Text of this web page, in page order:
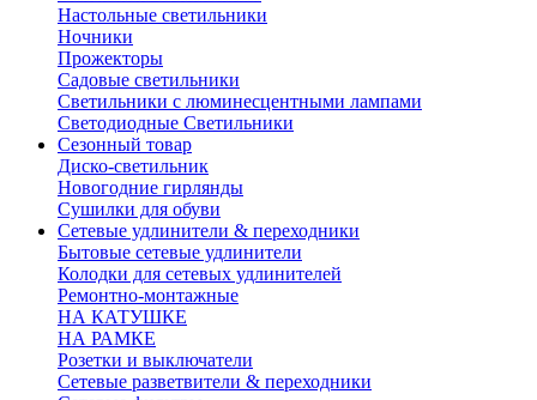
Настольные светильники
Ночники
Прожекторы
Садовые светильники
Светильники с люминесцентными лампами
Светодиодные Светильники
Сезонный товар
Диско-светильник
Новогодние гирлянды
Сушилки для обуви
Сетевые удлинители & переходники
Бытовые сетевые удлинители
Колодки для сетевых удлинителей
Ремонтно-монтажные
НА КАТУШКЕ
НА РАМКЕ
Розетки и выключатели
Сетевые разветвители & переходники